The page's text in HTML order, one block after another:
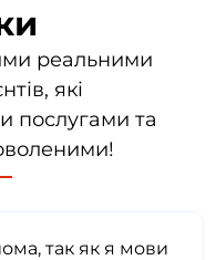
реальними
які
послугами та
так як я мови